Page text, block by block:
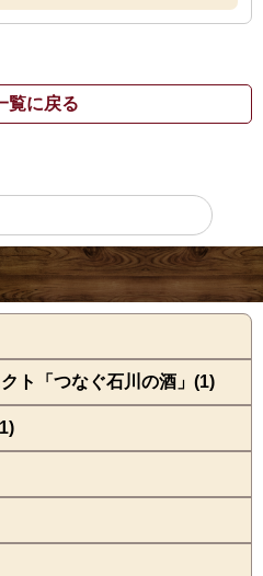
覧に戻る
ト「つなぐ石川の酒」(1)